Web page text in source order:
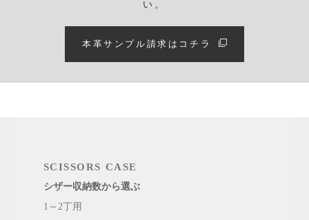
い。
本革サンプル請求はコチラ
SCISSORS CASE
シザー収納数から選ぶ
1～2丁用